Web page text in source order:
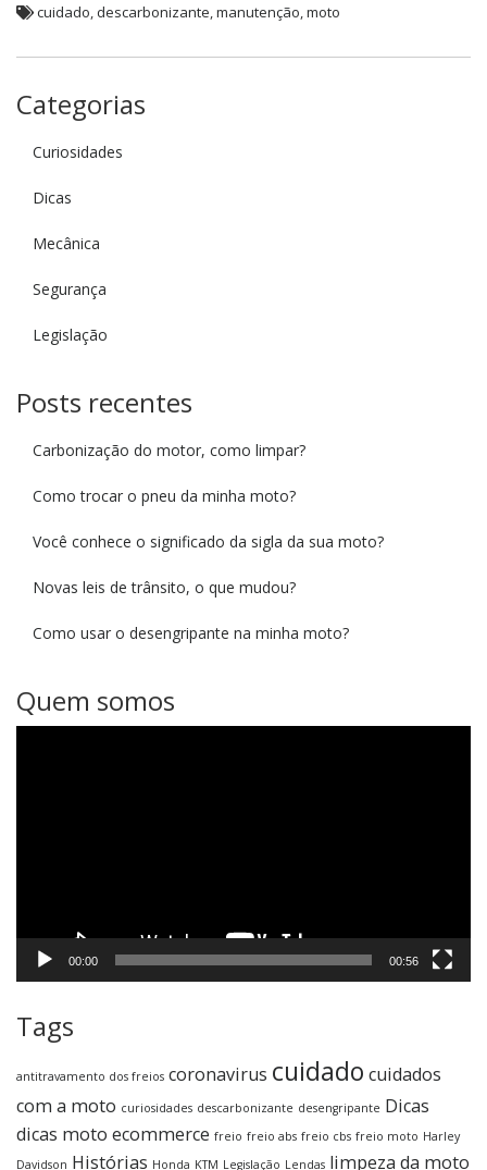
cuidado,descarbonizante,manutenção,moto
Categorias
Curiosidades
Dicas
Mecânica
Segurança
Legislação
Posts recentes
Carbonização do motor, como limpar?
Como trocar o pneu da minha moto?
Você conhece o significado da sigla da sua moto?
Novas leis de trânsito, o que mudou?
Como usar o desengripante na minha moto?
Quem somos
00:00 00:56
Tags
antitravamento dos freios coronavirus cuidado cuidados
com a moto curiosidades descarbonizante desengripante Dicas
dicas moto ecommerce freio freio abs freio cbs freio moto Harley
Davidson Histórias Honda KTM Legislação Lendas limpeza da moto